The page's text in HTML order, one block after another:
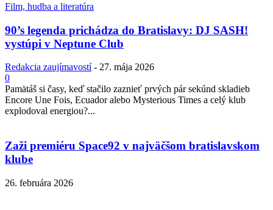
Film, hudba a literatúra
90’s legenda prichádza do Bratislavy: DJ SASH!
vystúpi v Neptune Club
Redakcia zaujímavostí - 27. mája 2026
0
Pamätáš si časy, keď stačilo zaznieť prvých pár sekúnd skladieb
Encore Une Fois, Ecuador alebo Mysterious Times a celý klub
explodoval energiou?...
Zaži premiéru Space92 v najväčšom bratislavskom
klube
26. februára 2026